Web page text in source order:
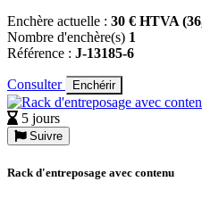
Enchère actuelle : 30 € HTVA
Nombre d'enchère(s) 1
Référence : J-13185-6
Consulter Enchérir
5 jours
Suivre
Rack d'entreposage avec contenu